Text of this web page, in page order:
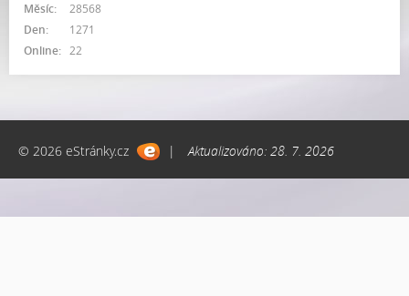
Online: 22
Měsíc:
28568
Den:
1271
© 2026 eStránky.cz | Aktualizováno: 28. 7. 2026